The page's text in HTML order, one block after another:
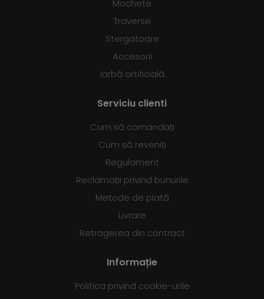
Mochete
Traverse
Stergatoare
Accesorii
Iarbă artificială
Serviciu clienti
Cum să comandați
Cum să reveniți
Regulament
Reclamații privind bunurile
Metode de plată
Livrare
Retragerea din contract
Informație
Politica privind cookie-urile